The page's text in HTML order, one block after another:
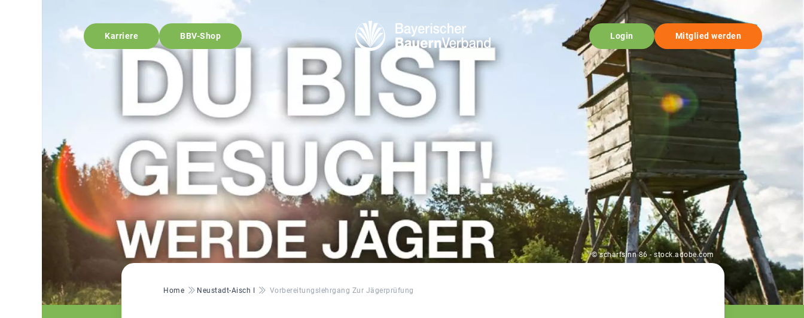
Karriere BBV-Shop Login Mitglied werden
© scharfsinn 86 - stock.adobe.com
Pfadnavigation
Home Neustadt-Aisch I Vorbereitungslehrgang Zur Jägerprüfung